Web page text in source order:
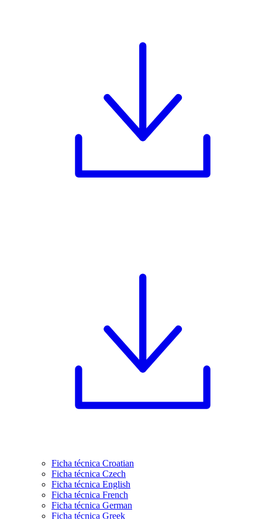
Ficha técnica Croatian
Ficha técnica Czech
Ficha técnica English
Ficha técnica French
Ficha técnica German
Ficha técnica Greek